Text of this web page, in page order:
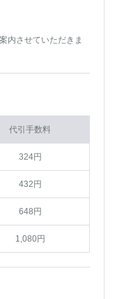
内させていただきま
代引手数料
324円
432円
648円
1,080円